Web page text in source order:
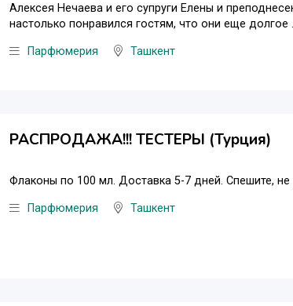
Алексея Нечаева и его супруги Елены и
настолько понравился гостям, что они еще долгое
Парфюмерия Ташкент
РАСПРОДАЖА!!! ТЕСТЕРЫ (Турция)
Флаконы по 100 мл. Доставка 5-7 дней. Спешите,
Парфюмерия Ташкент